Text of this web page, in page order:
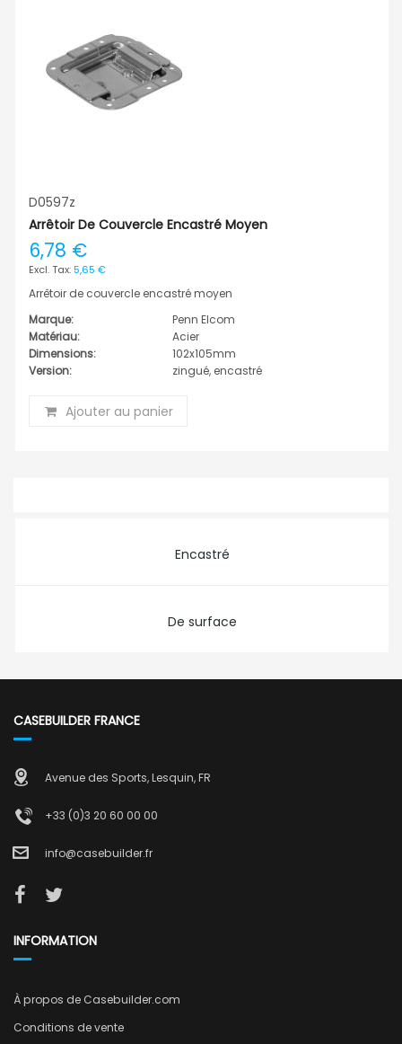
D0597z
Arrêtoir De Couvercle Encastré Moyen
6,78 €
5,65 €
Arrêtoir de couvercle encastré moyen
Marque:
Penn Elcom
Matériau:
Acier
Dimensions:
102x105mm
Version:
zingué, encastré
Ajouter au panier
Encastré
De surface
CASEBUILDER FRANCE
Avenue des Sports, Lesquin, FR
+33 (0)3 20 60 00 00
info@casebuilder.fr
INFORMATION
À propos de Casebuilder.com
Conditions de vente